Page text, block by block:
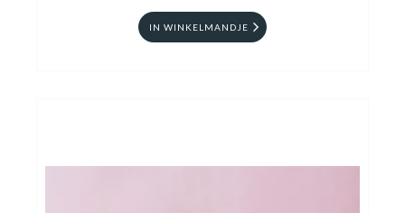
IN WINKELMANDJE